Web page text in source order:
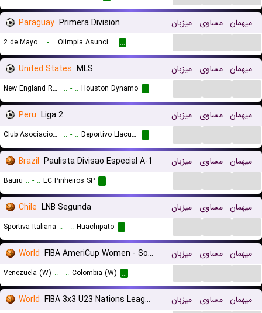
Paraguay Primera Division میزبان مساوی میهمان
2 de Mayo .. - .. Olimpia Asuncion ...
United States MLS میزبان مساوی میهمان
New England Revolution .. - .. Houston Dynamo ...
Peru Liga 2 میزبان مساوی میهمان
Club Asociacion Deportiva Agropecuaria Jaen .. - .. Deportivo Llacuabamba ...
Brazil Paulista Divisao Especial A-1 میزبان مساوی میهمان
Bauru .. - .. EC Pinheiros SP ...
Chile LNB Segunda میزبان مساوی میهمان
Sportiva Italiana .. - .. Huachipato ...
World FIBA AmeriCup Women - South America Qualifier میزبان مساوی میهمان
Venezuela (W) .. - .. Colombia (W) ...
World FIBA 3x3 U23 Nations League Women میزبان مساوی میهمان